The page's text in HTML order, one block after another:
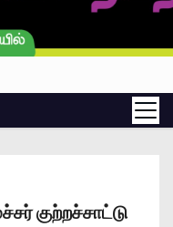
குற்றச்சாட்டு